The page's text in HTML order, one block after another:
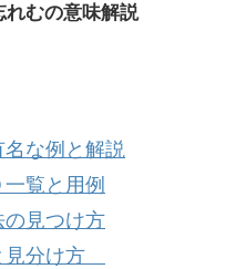
れむの意味解説
な例と解説
覧と用例
見つけ方
見分け方